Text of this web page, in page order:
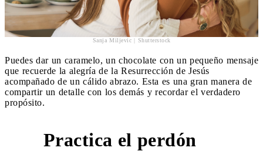
Sanja Miljevic | Shutterstock
Puedes dar un caramelo, un chocolate con un pequeño mensaje
que recuerde la alegría de la Resurrección de Jesús
acompañado de un cálido abrazo. Esta es una gran manera de
compartir un detalle con los demás y recordar el verdadero
propósito.
Practica el perdón